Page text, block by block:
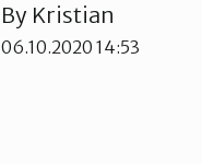
By Kristian
06.10.2020 14:53